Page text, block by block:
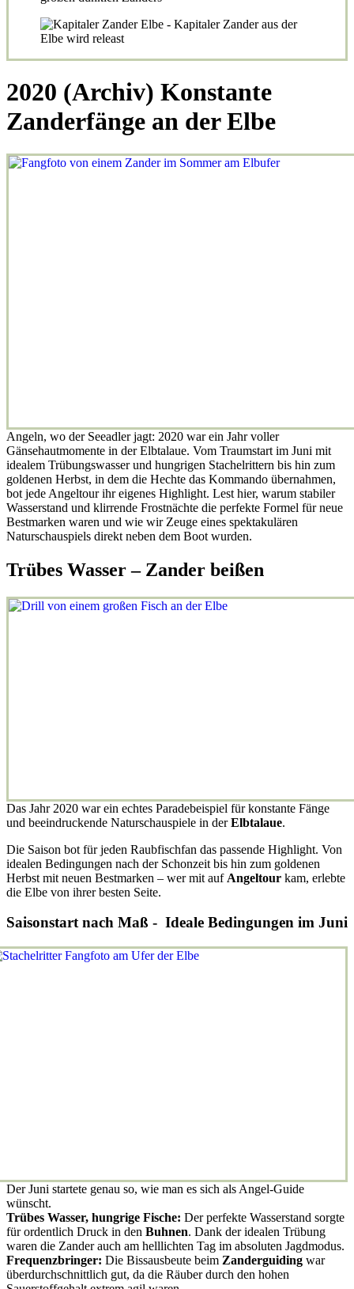
2020 (Archiv) Konstante
Zanderfänge an der Elbe
Angeln, wo der Seeadler jagt: 2020 war ein Jahr voller
Gänsehautmomente in der Elbtalaue. Vom Traumstart im Juni mit
idealem Trübungswasser und hungrigen Stachelrittern bis hin zum
goldenen Herbst, in dem die Hechte das Kommando übernahmen,
bot jede Angeltour ihr eigenes Highlight. Lest hier, warum stabiler
Wasserstand und klirrende Frostnächte die perfekte Formel für neue
Bestmarken waren und wie wir Zeuge eines spektakulären
Naturschauspiels direkt neben dem Boot wurden.
Trübes Wasser – Zander beißen
Das Jahr 2020 war ein echtes Paradebeispiel für konstante Fänge
und beeindruckende Naturschauspiele in derElbtalaue.
Die Saison bot für jeden Raubfischfan das passende Highlight. Von
idealen Bedingungen nach der Schonzeit bis hin zum goldenen
Herbst mit neuen Bestmarken – wer mit auf Angeltour kam, erlebte
die Elbe von ihrer besten Seite.
Saisonstart nach Maß - Ideale Bedingungen im Juni
Der Juni startete genau so, wie man es sich als Angel-Guide
wünscht.
Trübes Wasser, hungrige Fische: Der perfekte Wasserstand sorgte
für ordentlich Druck in den Buhnen. Dank der idealen Trübung
waren die Zander auch am helllichten Tag im absoluten Jagdmodus.
Frequenzbringer: Die Bissausbeute beim Zanderguiding war
überdurchschnittlich gut, da die Räuber durch den hohen